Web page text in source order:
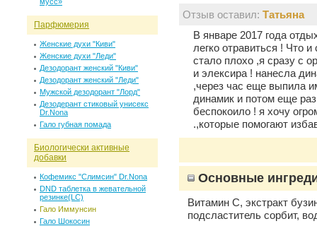
Парфюмерия
Женские духи "Киви"
Женские духи "Леди"
Дезодорант женский "Киви"
Дезодорант женский "Леди"
Мужской дезодорант "Лорд"
Дезодерант стиковый унисекс
Dr.Nona
Гало губная помада
Биологически активные
добавки
Кофемикс "Слимсин" Dr.Nona
DND таблетка в жевательной
резинке(LC)
Гало Иммунсин
Гало Шокосин
Отзыв оставил: Татьяна
В январе 2017 года
легко отравиться ! Что
стало плохо ,я сразу с
и элексира ! нанесла
,через час еще выпила
динамик и потом еще
беспокоило ! я хочу
.,которые помогают
Основные
Витамин С, экстракт
подсластитель сорбит,